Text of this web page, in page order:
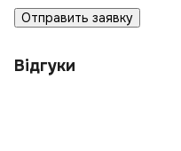
Отправить заявку
Відгуки